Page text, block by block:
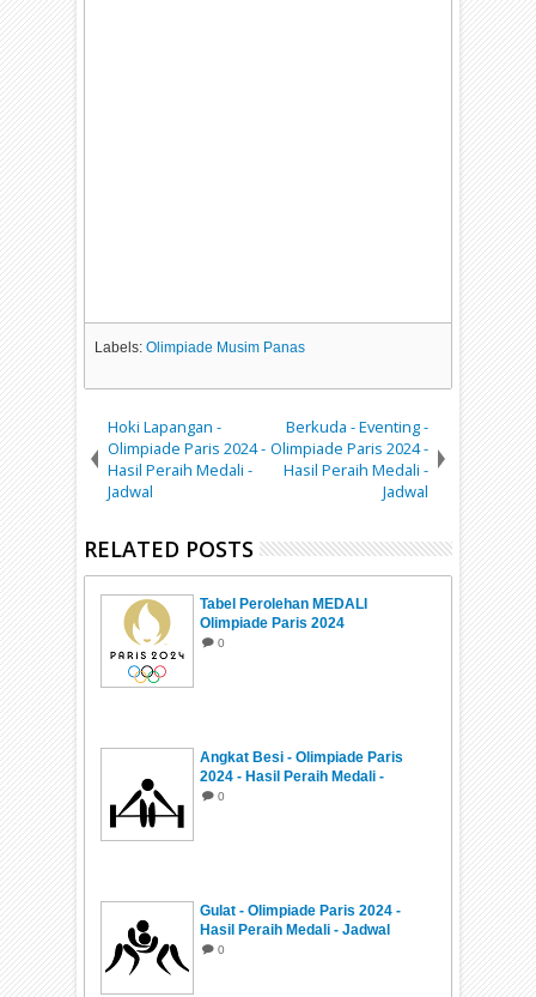
Labels:Olimpiade Musim Panas
Hoki Lapangan -
Olimpiade Paris 2024 -
Hasil Peraih Medali -
Jadwal
Berkuda - Eventing -
Olimpiade Paris 2024 -
Hasil Peraih Medali -
Jadwal
RELATED POSTS
Tabel Perolehan MEDALI
Olimpiade Paris 2024
0
Angkat Besi - Olimpiade Paris
2024 - Hasil Peraih Medali -
Jadwal
0
Gulat - Olimpiade Paris 2024 -
Hasil Peraih Medali - Jadwal
0